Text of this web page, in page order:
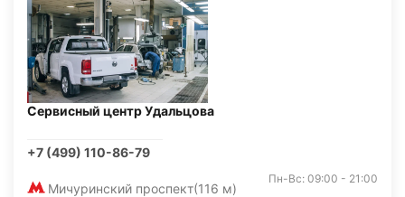
Сервисный центр Удальцова
+7 (499) 110-86-79
Мичуринский проспект(116 м)
Пн-Вс: 09:00 - 21:00